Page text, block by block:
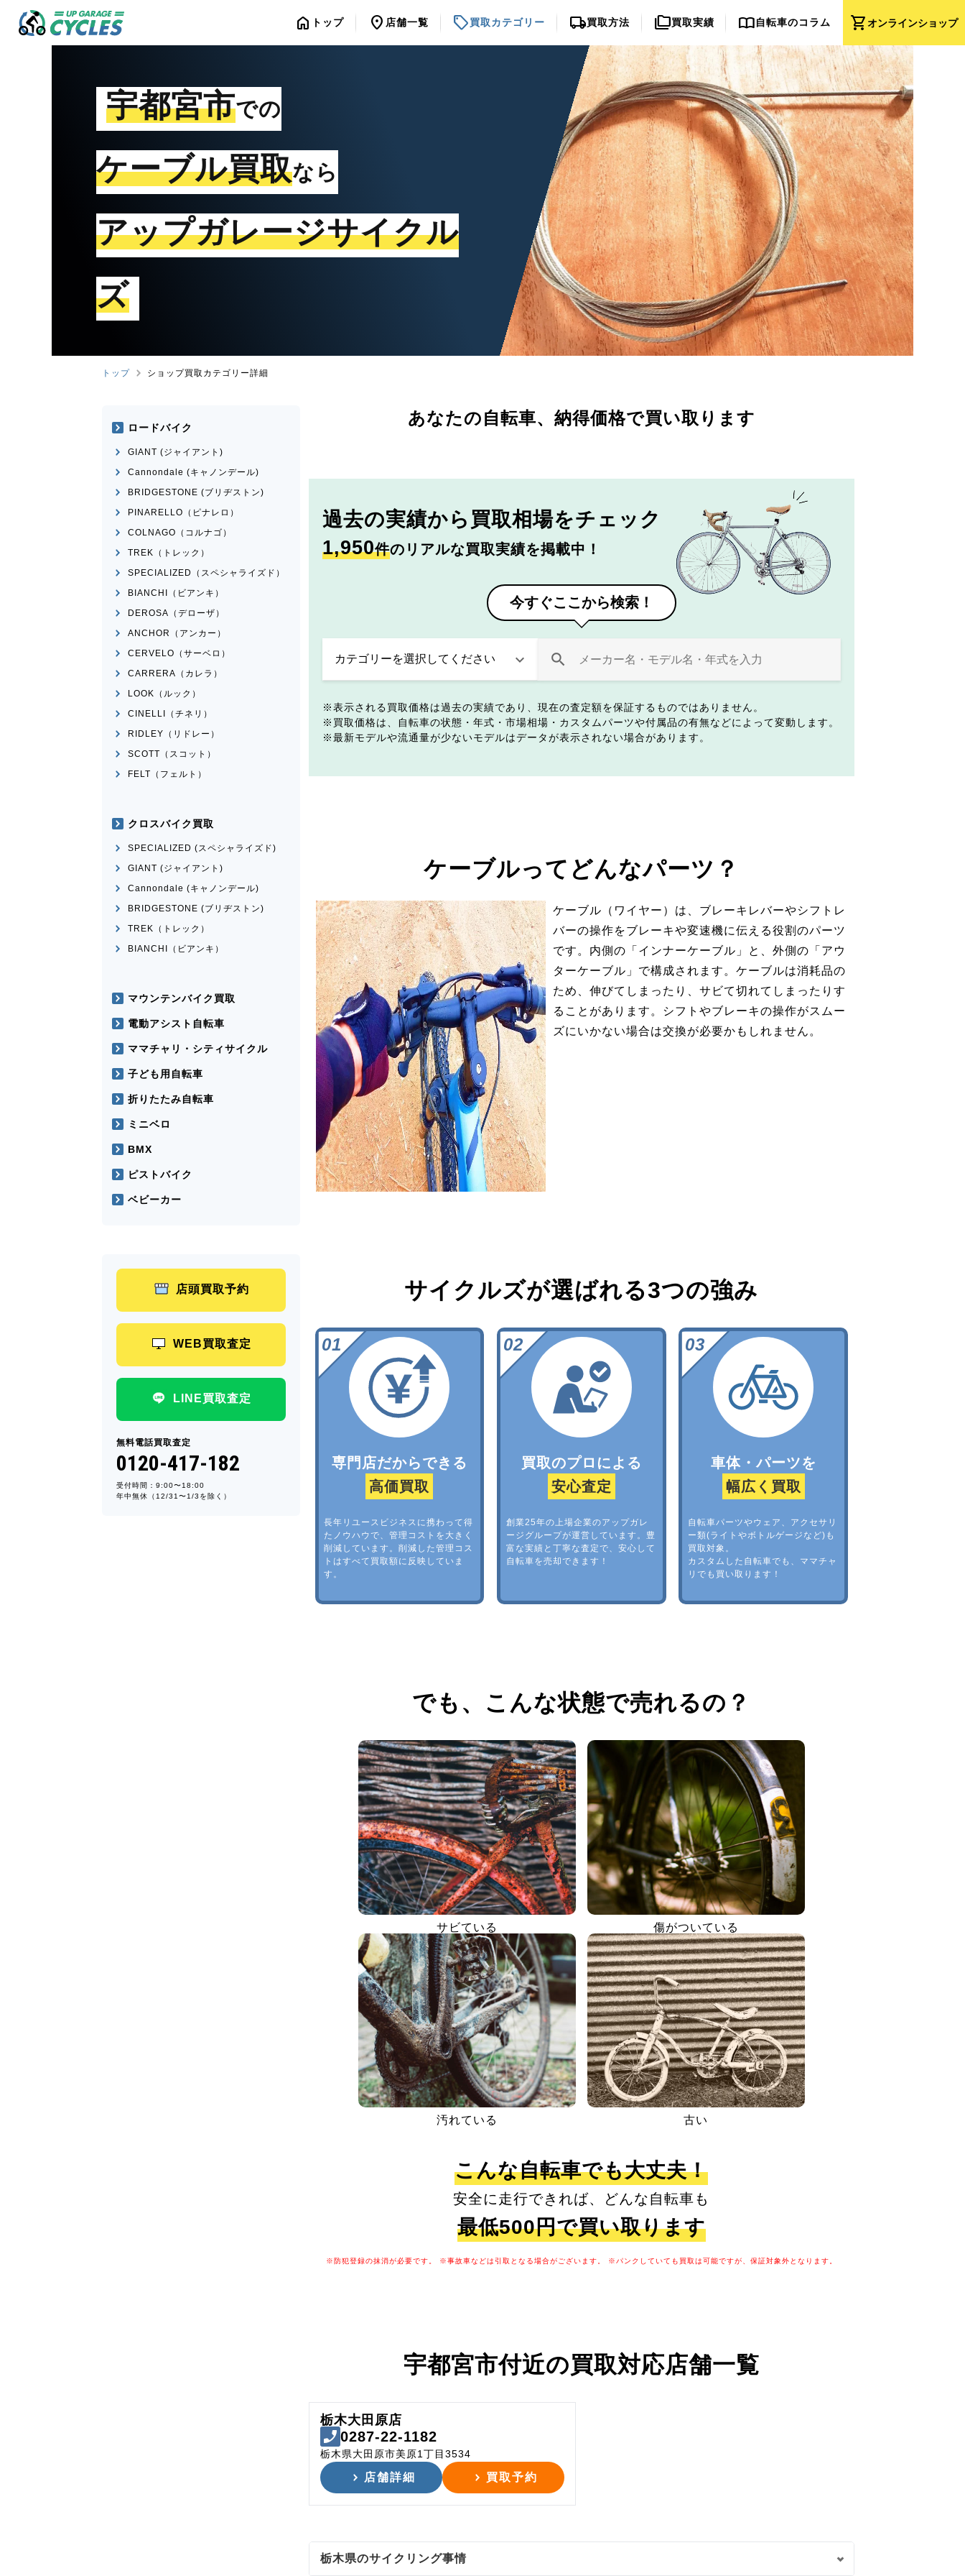
shopping_cartオンラインショップ
home トップ location_on 店舗一覧 sell買取カテゴリー local_shipping買取方法 folder_copy買取実績 import_contacts自転車のコラム
宇都宮市での
ケーブル買取なら
アップガレージサイクル
ズ
トップ ショップ買取カテゴリー詳細
あなたの自転車、 納得価格で買い取ります
過去の実績から 買取相場をチェック
1,950件のリアルな買取実績を掲載中！
今すぐここから検索！
表示される買取価格は過去の実績であり、現在の査定額を保証するものではありません。
買取価格は、自転車の状態・年式・市場相場・カスタムパーツや付属品の有無などによって変動します。
最新モデルや流通量が少ないモデルはデータが表示されない場合があります。
ケーブルってどんなパーツ？
ケーブル（ワイヤー）は、ブレーキレバーやシフトレ
バーの操作をブレーキや変速機に伝える役割のパーツ
です。内側の「インナーケーブル」と、外側の「アウ
ターケーブル」で構成されます。ケーブルは消耗品の
ため、伸びてしまったり、サビて切れてしまったりす
ることがあります。シフトやブレーキの操作がスムー
ズにいかない場合は交換が必要かもしれません。
サイクルズが選ばれる3つの強み
専門店だからできる
高価買取
長年リユースビジネスに携わって得
たノウハウで、管理コストを大きく
削減しています。削減した管理コス
トはすべて買取額に反映していま
す。
買取のプロによる
安心査定
創業25年の上場企業のアップガレ
ージグループが運営しています。豊
富な実績と丁寧な査定で、安心して
自転車を売却できます！
車体・パーツを
幅広く買取
自転車パーツやウェア、アクセサリ
ー類(ライトやボトルゲージなど)も
買取対象。
カスタムした自転車でも、ママチャ
リでも買い取ります！
でも、 こんな状態で売れるの？
サビている 傷がついている
汚れている 古い
こんな自転車でも大丈夫！
安全に走行できれば、どんな自転車も
最低500円で買い取ります
※防犯登録の抹消が必要です。 ※事故車などは引取となる場合がございます。 ※パンクしていても買取は可能ですが、保証対象外となります。
宇都宮市付近の買取対応店舗一覧
栃木大田原店
0287-22-1182
栃木県大田原市美原1丁目3534
店舗詳細 買取予約
栃木県のサイクリング事情
ロードバイク
GIANT (ジャイアント)
Cannondale (キャノンデール)
BRIDGESTONE (ブリヂストン)
PINARELLO（ピナレロ）
COLNAGO（コルナゴ）
TREK（トレック）
SPECIALIZED（スペシャライズド）
BIANCHI（ビアンキ）
DEROSA（デローザ）
ANCHOR（アンカー）
CERVELO（サーベロ）
CARRERA（カレラ）
LOOK（ルック）
CINELLI（チネリ）
RIDLEY（リドレー）
SCOTT（スコット）
FELT（フェルト）
クロスバイク買取
SPECIALIZED (スペシャライズド)
GIANT (ジャイアント)
Cannondale (キャノンデール)
BRIDGESTONE (ブリヂストン)
TREK（トレック）
BIANCHI（ビアンキ）
マウンテンバイク買取
電動アシスト自転車
ママチャリ・シティサイクル
子ども用自転車
折りたたみ自転車
ミニベロ
BMX
ピストバイク
ベビーカー
店頭買取予約
WEB買取査定
LINE買取査定
無料電話買取査定
0120-417-182
受付時間：9:00〜18:00
年中無休（12/31〜1/3を除く）